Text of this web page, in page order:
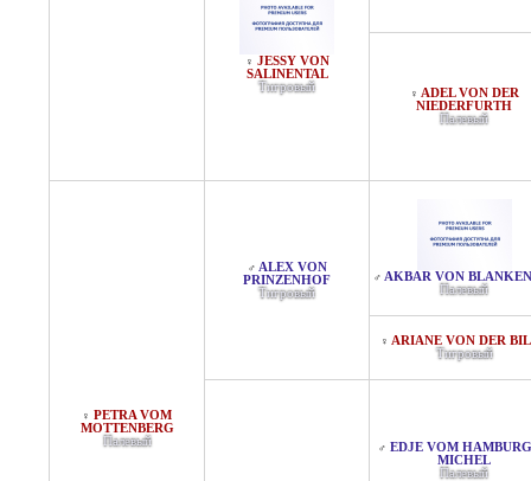
♀ JESSY VON
SALINENTAL
Тигровый
♀ ADEL VON DER
NIEDERFURTH
Палевый
♀ PETRA VOM
MOTTENBERG
Палевый
♂ ALEX VON
PRINZENHOF
Тигровый
♂ AKBAR VON
Палевый
♀ ARIANE VON DER
Тигровый
♂ EDJE VOM
MICHEL
Палевый